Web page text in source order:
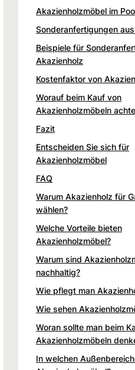
Akazienholzmöbel im
Sonderanfertigungen
Beispiele für
Akazienholz
Kostenfaktor von
Worauf beim Kauf von
Akazienholzmöbeln
Fazit
Entscheiden Sie sich für
Akazienholzmöbel
FAQ
Warum Akazienholz für
wählen?
Welche Vorteile bieten
Akazienholzmöbel?
Warum sind
nachhaltig?
Wie pflegt man
Wie sehen
Woran sollte man beim
Akazienholzmöbeln
In welchen